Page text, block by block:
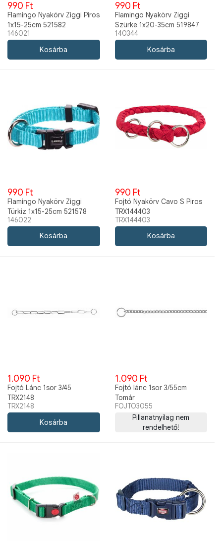
990 Ft
Flamingo Nyakörv Ziggi Piros
1x15-25cm 521582
146021
990 Ft
Flamingo Nyakörv Ziggi
Szürke 1x20-35cm 519847
140344
990 Ft
Flamingo Nyakörv Ziggi
Türkiz 1x15-25cm 521578
146022
990 Ft
Fojtó Nyakörv Cavo S Piros
TRX144403
TRX144403
1.090 Ft
Fojtó Lánc 1sor 3/45
TRX2148
TRX2148
1.090 Ft
Fojtó lánc 1sor 3/55cm
Tomár
FOJTO3055
Pillanatnyilag nem
rendelhető!